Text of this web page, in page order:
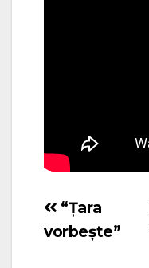
Navigare
în
“Țara
vorbește”